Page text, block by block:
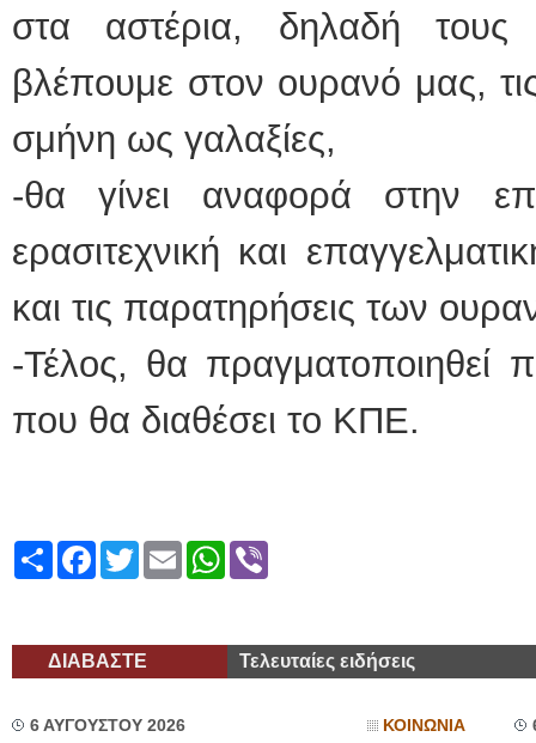
στα αστέρια, δηλαδή
βλέπουμε στον ουρανό μας,
σμήνη ως γαλαξίες,
-θα γίνει αναφορά στην
ερασιτεχνική και
και τις παρατηρήσεις των
-Τέλος, θα πραγματοποιηθεί
που θα διαθέσει το ΚΠΕ.
ShareFacebook
TwitterEmailWhatsApp
ΔΙΑΒΑΣΤΕ Τελευταίες ειδήσεις
6 ΑΥΓΟΥΣΤΟΥ 2026 ΚΟΙΝΩΝΙΑ